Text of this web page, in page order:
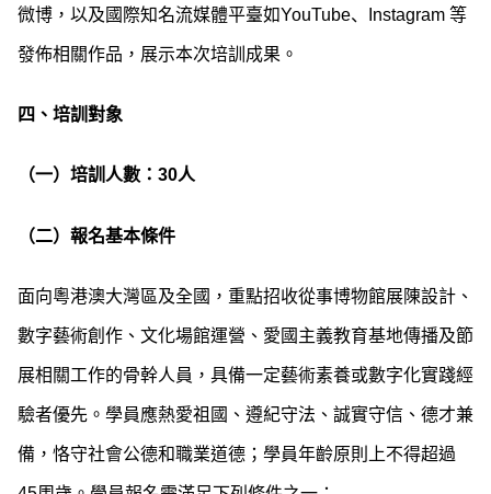
微博，以及國際知名流媒體平臺如YouTube、Instagram 等
發佈相關作品，展示本次培訓成果。
四、培訓對象
（一）培訓人數：30人
（二）報名基本條件
面向粵港澳大灣區及全國，重點招收從事博物館展陳設計、
數字藝術創作、文化場館運營、愛國主義教育基地傳播及節
展相關工作的骨幹人員，具備一定藝術素養或數字化實踐經
驗者優先。學員應熱愛祖國、遵紀守法、誠實守信、德才兼
備，恪守社會公德和職業道德；學員年齡原則上不得超過